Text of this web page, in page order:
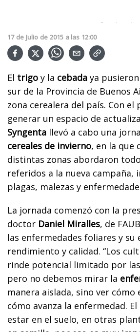
17 de Julio de 2015 a las 12:00
El trigo y la cebada ya
sur de la Provincia de Buenos
zona cerealera del país. Con
generar un espacio de
Syngenta llevó a cabo una
cereales de invierno, en la que
distintas zonas abordaron
referidos a la nueva campaña,
plagas, malezas y
La jornada comenzó con la
doctor Daniel Miralles, de
las enfermedades foliares y su
rendimiento y calidad. “Los
rinde potencial limitado por
pero no debemos mirar la
manera aislada, sino ver cómo
cómo avanza la enfermedad.
estar en el suelo, en otras